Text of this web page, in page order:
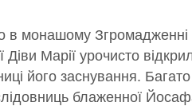
монашому Згромадженні
Діви Марії урочисто
його заснування.
блаженної